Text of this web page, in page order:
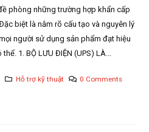
phòng những trường hợp khẩn cấp
biệt là nắm rõ cấu tạo và nguyên lý
người sử dụng sản phẩm đạt hiệu
1. BỘ LƯU ĐIỆN (UPS) LÀ...
Hỗ trợ kỹ thuật 0 Comments